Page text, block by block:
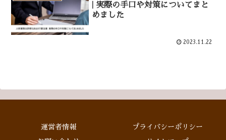
| 実際の手口や対策についてまと
めました
2023.11.22
運営者情報 プライバシーポリシー